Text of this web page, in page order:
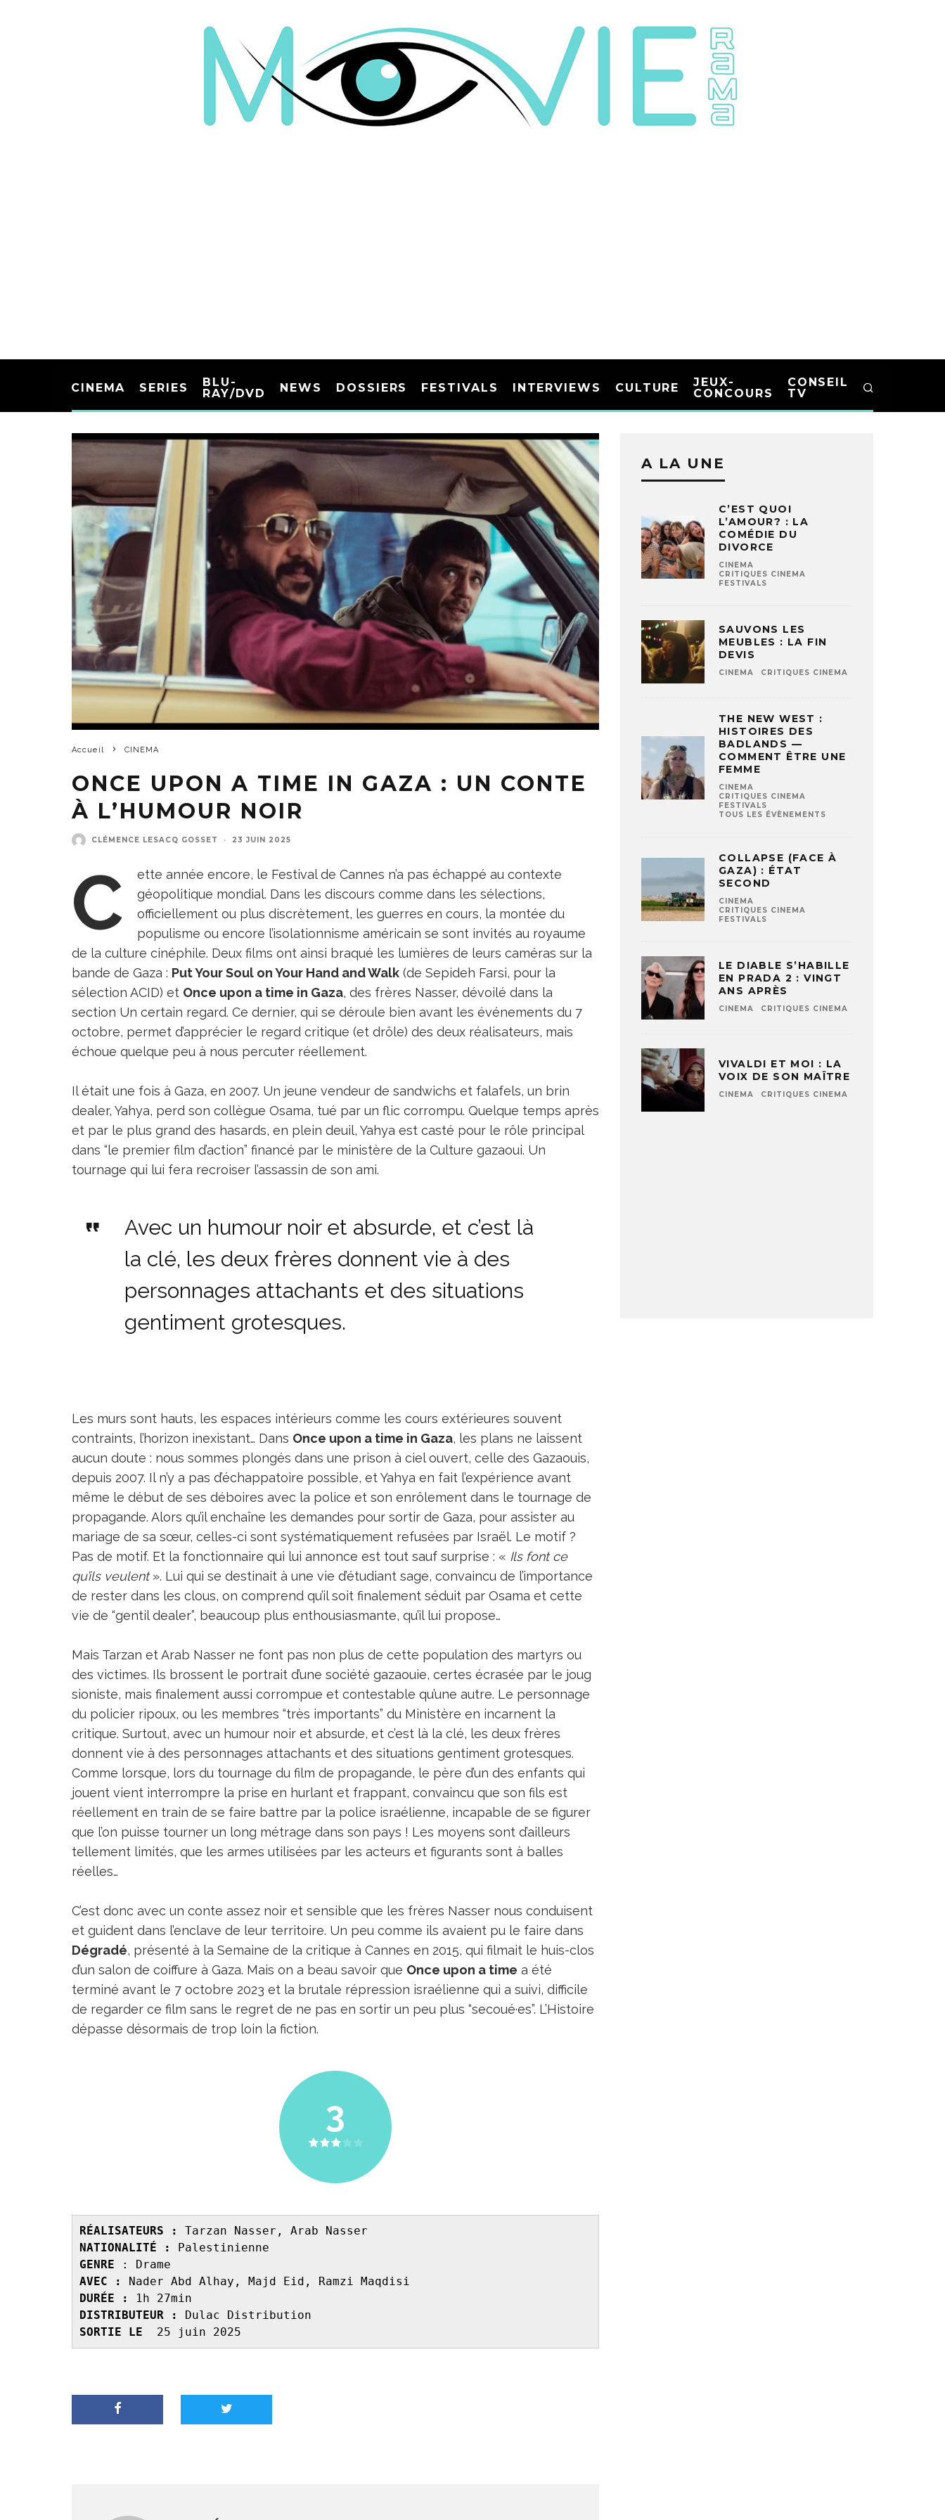
CINEMA SERIES
BLU-
RAY/DVD
NEWS DOSSIERS FESTIVALS INTERVIEWS CULTURE
JEUX-
CONCOURS
CONSEIL
TV
Accueil CINEMA
ONCE UPON A TIME IN GAZA : UN CONTE
À L’HUMOUR NOIR
CLÉMENCE LESACQ GOSSET · 23 JUIN 2025
C
ette année encore, le Festival de Cannes n’a pas échappé au contexte
géopolitique mondial. Dans les discours comme dans les sélections,
officiellement ou plus discrètement, les guerres en cours, la montée du
populisme ou encore l’isolationnisme américain se sont invités au royaume
de la culture cinéphile. Deux films ont ainsi braqué les lumières de leurs caméras sur la
bande de Gaza : Put Your Soul on Your Hand and Walk (de Sepideh Farsi, pour la
sélection ACID) et Once upon a time in Gaza, des frères Nasser, dévoilé dans la
section Un certain regard. Ce dernier, qui se déroule bien avant les événements du 7
octobre, permet d’apprécier le regard critique (et drôle) des deux réalisateurs, mais
échoue quelque peu à nous percuter réellement.
Il était une fois à Gaza, en 2007. Un jeune vendeur de sandwichs et falafels, un brin
dealer, Yahya, perd son collègue Osama, tué par un flic corrompu. Quelque temps après
et par le plus grand des hasards, en plein deuil, Yahya est casté pour le rôle principal
dans “le premier film d’action” financé par le ministère de la Culture gazaoui. Un
tournage qui lui fera recroiser l’assassin de son ami.
Avec un humour noir et absurde, et c’est là
la clé, les deux frères donnent vie à des
personnages attachants et des situations
gentiment grotesques.
Les murs sont hauts, les espaces intérieurs comme les cours extérieures souvent
contraints, l’horizon inexistant… Dans Once upon a time in Gaza, les plans ne laissent
aucun doute : nous sommes plongés dans une prison à ciel ouvert, celle des Gazaouis,
depuis 2007. Il n’y a pas d’échappatoire possible, et Yahya en fait l’expérience avant
même le début de ses déboires avec la police et son enrôlement dans le tournage de
propagande. Alors qu’il enchaîne les demandes pour sortir de Gaza, pour assister au
mariage de sa sœur, celles-ci sont systématiquement refusées par Israël. Le motif ?
Pas de motif. Et la fonctionnaire qui lui annonce est tout sauf surprise : « Ils font ce
qu’ils veulent». Lui qui se destinait à une vie d’étudiant sage, convaincu de l’importance
de rester dans les clous, on comprend qu’il soit finalement séduit par Osama et cette
vie de “gentil dealer”, beaucoup plus enthousiasmante, qu’il lui propose…
Mais Tarzan et Arab Nasser ne font pas non plus de cette population des martyrs ou
des victimes. Ils brossent le portrait d’une société gazaouie, certes écrasée par le joug
sioniste, mais finalement aussi corrompue et contestable qu’une autre. Le personnage
du policier ripoux, ou les membres “très importants” du Ministère en incarnent la
critique. Surtout, avec un humour noir et absurde, et c’est là la clé, les deux frères
donnent vie à des personnages attachants et des situations gentiment grotesques.
Comme lorsque, lors du tournage du film de propagande, le père d’un des enfants qui
jouent vient interrompre la prise en hurlant et frappant, convaincu que son fils est
réellement en train de se faire battre par la police israélienne, incapable de se figurer
que l’on puisse tourner un long métrage dans son pays ! Les moyens sont d’ailleurs
tellement limités, que les armes utilisées par les acteurs et figurants sont à balles
réelles…
C’est donc avec un conte assez noir et sensible que les frères Nasser nous conduisent
et guident dans l’enclave de leur territoire. Un peu comme ils avaient pu le faire dans
Dégradé, présenté à la Semaine de la critique à Cannes en 2015, qui filmait le huis-clos
d’un salon de coiffure à Gaza. Mais on a beau savoir que Once upon a time a été
terminé avant le 7 octobre 2023 et la brutale répression israélienne qui a suivi, difficile
de regarder ce film sans le regret de ne pas en sortir un peu plus “secoué·es”. L’Histoire
dépasse désormais de trop loin la fiction.
3
RÉALISATEURS :
NATIONALITÉ :
GENRE
AVEC :
DURÉE :
DISTRIBUTEUR :
SORTIE LE
25 juin 2025
A LA UNE
C’EST QUOI
L’AMOUR? : LA
COMÉDIE DU
DIVORCE
CINEMA
CRITIQUES CINEMA
FESTIVALS
SAUVONS LES
MEUBLES : LA FIN
DEVIS
CINEMA CRITIQUES CINEMA
THE NEW WEST :
HISTOIRES DES
BADLANDS —
COMMENT ÊTRE UNE
FEMME
CINEMA
CRITIQUES CINEMA
FESTIVALS
TOUS LES ÉVÈNEMENTS
COLLAPSE (FACE À
GAZA) : ÉTAT
SECOND
CINEMA
CRITIQUES CINEMA
FESTIVALS
LE DIABLE S’HABILLE
EN PRADA 2 : VINGT
ANS APRÈS
CINEMA CRITIQUES CINEMA
VIVALDI ET MOI : LA
VOIX DE SON MAÎTRE
CINEMA CRITIQUES CINEMA